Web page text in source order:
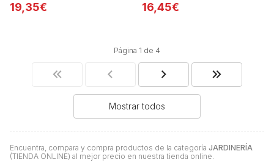
Encuentra, compara y compra productos de la categoría JARDINERÍA
(TIENDA ONLINE) al mejor precio en nuestra tienda online.
19,35€ 16,45€
Página 1 de 4
Mostrar todos